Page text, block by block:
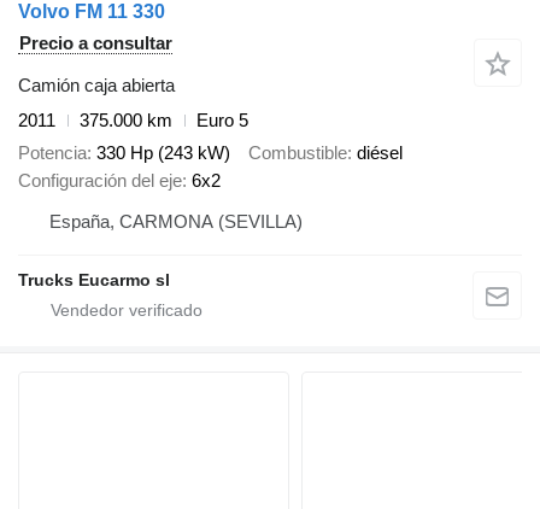
Volvo FM 11 330
Precio a consultar
Camión caja abierta
2011
375.000 km
Euro 5
Potencia 330 Hp (243 kW) Combustible diésel
Configuración del eje 6x2
España, CARMONA (SEVILLA)
Trucks Eucarmo sl